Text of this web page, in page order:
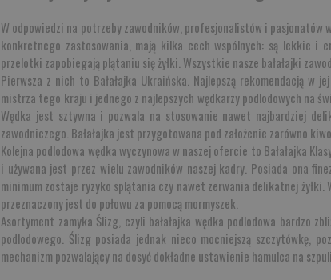
W odpowiedzi na potrzeby zawodników, profesjonalistów i pasjonatów
konkretnego zastosowania, mają kilka cech wspólnych: są lekkie i
przelotki zapobiegają plątaniu się żyłki. Wszystkie nasze bałałajki
Pierwsza z nich to Bałałajka Ukraińska. Najlepszą rekomendacją w
mistrza tego kraju i jednego z najlepszych wędkarzy podlodowych na
Wędka jest sztywna i pozwala na stosowanie nawet najbardziej
zawodniczego. Bałałajka jest przygotowana pod założenie zarówno
Kolejna podlodowa wędka wyczynowa w naszej ofercie to Bałałajka
i używana jest przez wielu zawodników naszej kadry. Posiada ona
minimum zostaje ryzyko splątania czy nawet zerwania delikatnej
przeznaczony jest do połowu za pomocą mormyszek.
Asortyment zamyka Ślizg, czyli bałałajka wędka podlodowa bardzo
podlodowego. Ślizg posiada jednak nieco mocniejszą szczytówkę,
mechanizm pozwalający na dosyć dokładne ustawienie hamulca na